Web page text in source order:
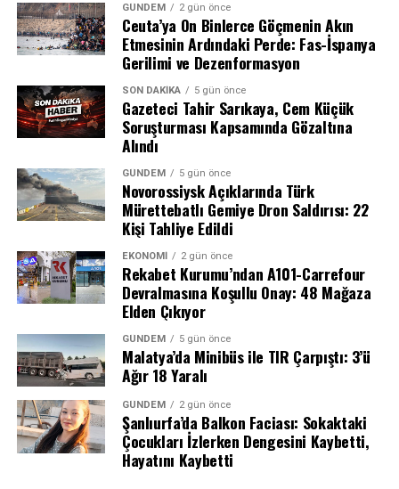
GERÇEK BOYUT ÇOK DAHA BÜYÜK
OLABİLİR
Dünya Sağlık Örgütü (DSÖ) yetkilileri, salgının gerçek
boyutunun resmî verilerin iki ila dört katı olabileceği
Uzmanlar, bu adımın Türkiye’de tütün bağımlılığıyla
mücadelede önemli bir dönüm noktası olduğunu
belirtiyor. Sigarayı bırakmak isteyen ancak maddi
imkansızlıklar nedeniyle tedavi olamayan binlerce
vatandaşın bu destekten yararlanması bekleniyor.
Esenlik Merkezleri ile Sağlıklı Yaşam
Hizmetleri Yaygınlaşıyor
GÜNDEM 2 gün önce
Ceuta’ya On Binlerce Göçmenin Akın
Etmesinin Ardındaki Perde: Fas-İspanya
Gerilimi ve Dezenformasyon
SON DAKIKA 5 gün önce
Gazeteci Tahir Sarıkaya, Cem Küçük
Soruşturması Kapsamında Gözaltına
Alındı
GÜNDEM 5 gün önce
Novorossiysk Açıklarında Türk
Mürettebatlı Gemiye Dron Saldırısı: 22
Kişi Tahliye Edildi
EKONOMI 2 gün önce
Rekabet Kurumu’ndan A101-Carrefour
Devralmasına Koşullu Onay: 48 Mağaza
Elden Çıkıyor
GÜNDEM 5 gün önce
Malatya’da Minibüs ile TIR Çarpıştı: 3’ü
Ağır 18 Yaralı
GÜNDEM 2 gün önce
Şanlıurfa’da Balkon Faciası: Sokaktaki
Çocukları İzlerken Dengesini Kaybetti,
Hayatını Kaybetti